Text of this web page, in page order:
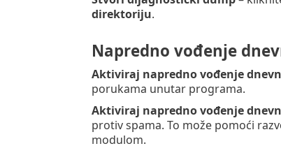
direktoriju.
Napredno vođenje
Aktiviraj napredno vođenje
porukama unutar programa.
Aktiviraj napredno vođenje
protiv spama. To može pomoći
modulom.